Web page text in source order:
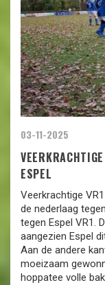
03-11-2025
ESPEL
Veerkrachtige
de nederlaag
tegen Espel VR1.
aangezien Espel
Aan de andere
moeizaam
hoppatee volle